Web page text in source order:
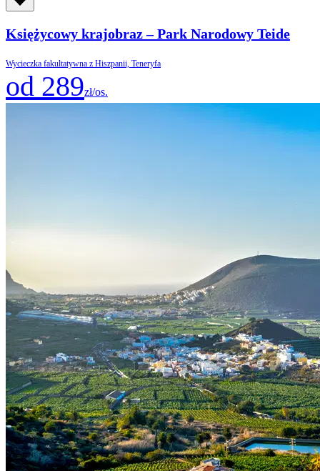
Księżycowy krajobraz – Park Narodowy Teide
Wycieczka fakultatywna z Hiszpanii, Teneryfa
od 289zł/os.